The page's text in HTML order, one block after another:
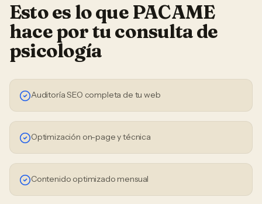
Esto es lo que PACAME
hace por tuconsulta de
psicología
Auditoría SEO completa de tu web
Optimización on-page y técnica
Contenido optimizado mensual